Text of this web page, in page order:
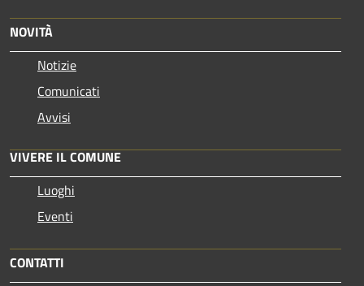
NOVITÀ
Notizie
Comunicati
Avvisi
VIVERE IL COMUNE
Luoghi
Eventi
CONTATTI